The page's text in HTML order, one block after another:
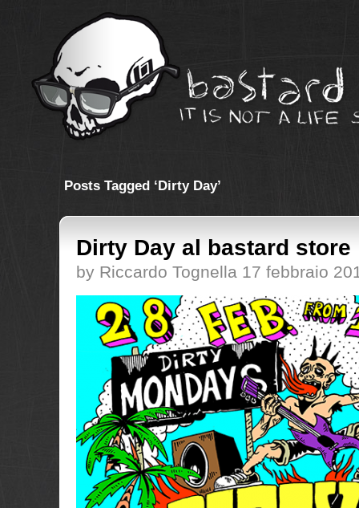
Posts Tagged ‘Dirty Day’
Dirty Day al bastard store
by Riccardo Tognella 17 febbraio